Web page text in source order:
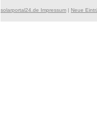
solarportal24.de Impressum | Neue